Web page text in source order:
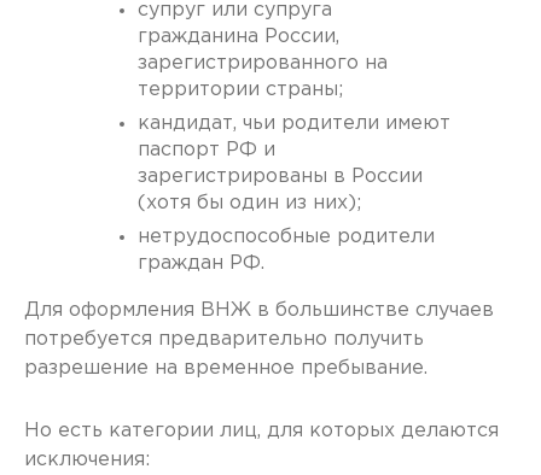
супруг или супруга
гражданина России,
зарегистрированного на
территории страны;
кандидат, чьи родители имеют
паспорт РФ и
зарегистрированы в России
(хотя бы один из них);
нетрудоспособные родители
граждан РФ.
Для оформления ВНЖ в большинстве случаев
потребуется предварительно получить
разрешение на временное пребывание.
Но есть категории лиц, для которых делаются
исключения: